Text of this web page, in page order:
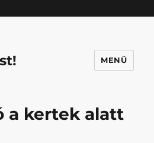
MENÜ
a kertek alatt